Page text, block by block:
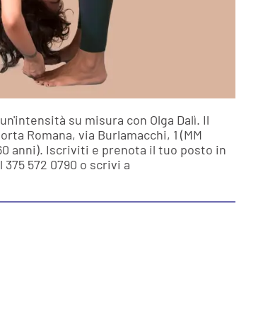
su misura con Olga Dalì. Il
Romana, via Burlamacchi, 1 (MM
anni). Iscriviti e prenota il tuo posto in
572 0790 o scrivi a